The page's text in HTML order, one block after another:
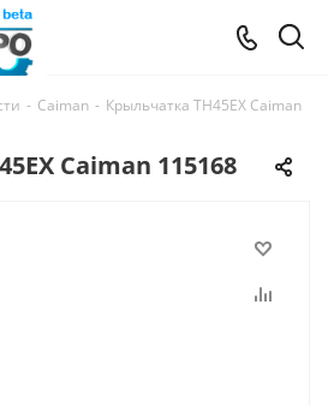
- Caiman - Крыльчатка TH45EX Caiman
Caiman 115168